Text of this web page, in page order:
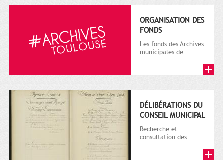
ORGANISATION DES
FONDS
Les fonds des Archives
municipales de
et des a...
DÉLIBÉRATIONS DU
CONSEIL MUNICIPAL
Recherche et
consultation des